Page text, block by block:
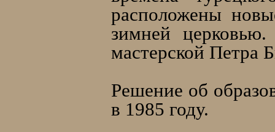
расположены
зимней
мастерской Петра
Решение об
в 1985 году.